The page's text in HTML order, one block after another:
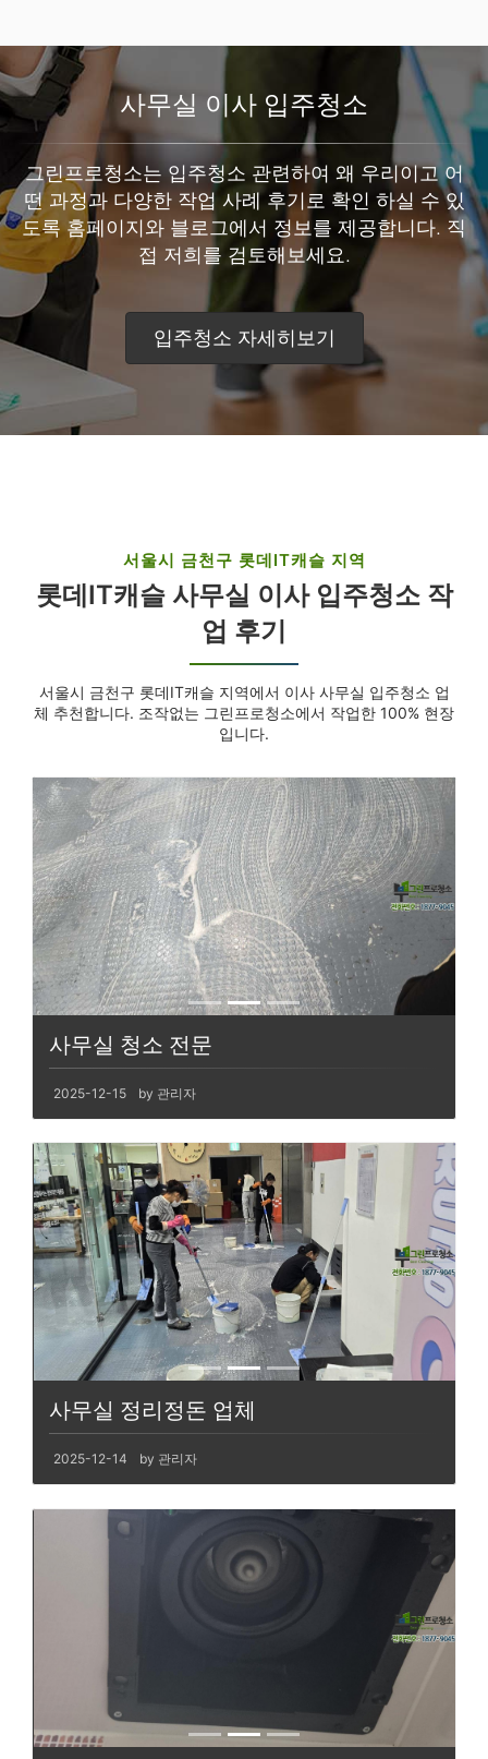
사무실 이사 입주청소
그린프로청소는 입주청소 관련하여 왜 우리이고 어
떤 과정과 다양한 작업 사례 후기로 확인 하실 수 있
도록 홈페이지와 블로그에서 정보를 제공합니다. 직
접 저희를 검토해보세요.
입주청소 자세히보기
서울시 금천구 롯데IT캐슬 지역
롯데IT캐슬 사무실 이사 입주청소 작
업 후기
서울시 금천구 롯데IT캐슬 지역에서 이사 사무실 입주청소 업
체 추천합니다. 조작없는 그린프로청소에서 작업한 100% 현장
입니다.
사무실 청소 전문
2025-12-15 by 관리자
사무실 정리정돈 업체
2025-12-14 by 관리자